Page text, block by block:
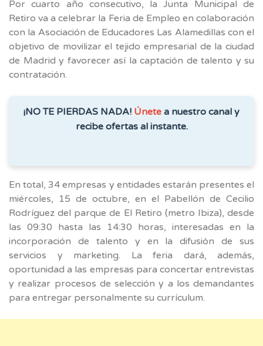
Por cuarto año consecutivo, la Junta Municipal de
Retiro va a celebrar la Feria de Empleo en colaboración
con la Asociación de Educadores Las Alamedillas con el
objetivo de movilizar el tejido empresarial de la ciudad
de Madrid y favorecer así la captación de talento y su
contratación.
¡NO TE PIERDAS NADA! Únete a nuestro canal y
recibe ofertas al instante.
En total, 34 empresas y entidades estarán presentes el
miércoles, 15 de octubre, en el Pabellón de Cecilio
Rodríguez del parque de El Retiro (metro Ibiza), desde
las 09:30 hasta las 14:30 horas, interesadas en la
incorporación de talento y en la difusión de sus
servicios y marketing. La feria dará, además,
oportunidad a las empresas para concertar entrevistas
y realizar procesos de selección y a los demandantes
para entregar personalmente su currículum.